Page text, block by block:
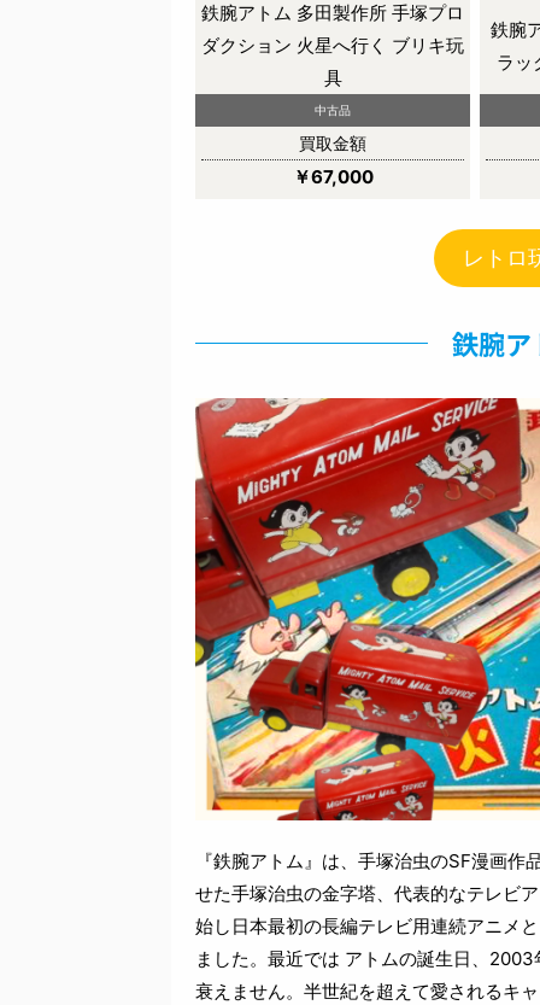
鉄腕アトム 多田製作所 手塚プロ
ダクション 火星へ行く ブリキ玩
具
中古品
買取金額
￥67,000
鉄腕
ラ
レトロ
鉄腕ア
『鉄腕アトム』は、手塚治虫のSF漫画
せた手塚治虫の金字塔、代表的なテレビ
始し日本最初の長編テレビ用連続アニメ
ました。最近では アトムの誕生日、
衰えません。半世紀を超えて愛されるキ